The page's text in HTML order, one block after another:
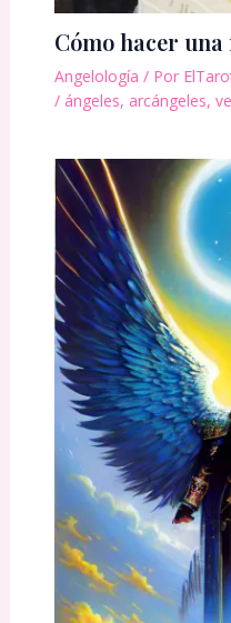
Cómo hacer una
Angelología / Por
/ ángeles, arcángeles,